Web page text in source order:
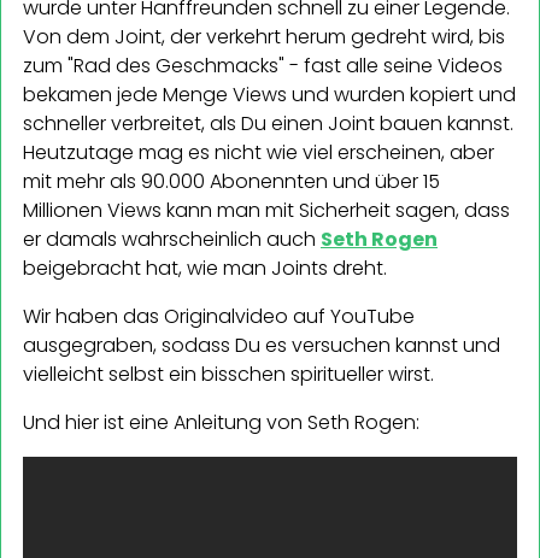
wurde unter Hanffreunden schnell zu einer Legende.
Von dem Joint, der verkehrt herum gedreht wird, bis
zum "Rad des Geschmacks" - fast alle seine Videos
bekamen jede Menge Views und wurden kopiert und
schneller verbreitet, als Du einen Joint bauen kannst.
Heutzutage mag es nicht wie viel erscheinen, aber
mit mehr als 90.000 Abonennten und über 15
Millionen Views kann man mit Sicherheit sagen, dass
er damals wahrscheinlich auch Seth Rogen
beigebracht hat, wie man Joints dreht.
Wir haben das Originalvideo auf YouTube
ausgegraben, sodass Du es versuchen kannst und
vielleicht selbst ein bisschen spiritueller wirst.
Und hier ist eine Anleitung von Seth Rogen: